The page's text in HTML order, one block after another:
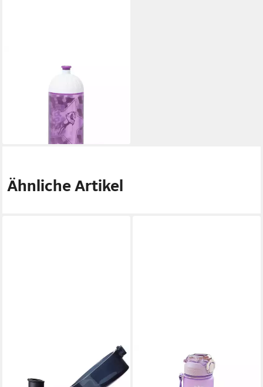
Trinkflasche, 500 ml
lieferbar - in 3-4 Werktagen bei dir
Ähnliche Artikel